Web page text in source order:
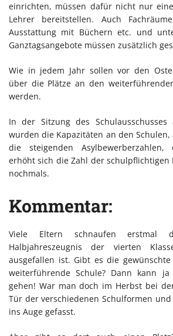
einrichten, müssen dafür nicht nur
Lehrer bereitstellen. Auch
Ausstattung mit Büchern etc. und
Ganztagsangebote müssen zusätzlich
Wie in jedem Jahr sollen vor den
über die Plätze an den
werden.
In der Sitzung des Schulausschusses
wurden die Kapazitäten an den
die steigenden Asylbewerberzahlen,
erhöht sich die Zahl der schulpflichtigen
nochmals.
Kommentar:
Viele Eltern schnaufen erstmal
Halbjahreszeugnis der vierten
ausgefallen ist. Gibt es die
weiterführende Schule? Dann kann
gehen! War man doch im Herbst bei
Tür der verschiedenen Schulformen
ins Auge gefasst.